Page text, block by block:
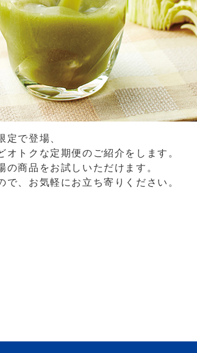
定で登場、
トクな定期便のご紹介をします。
商品をお試しいただけます。
、お気軽にお立ち寄りください。